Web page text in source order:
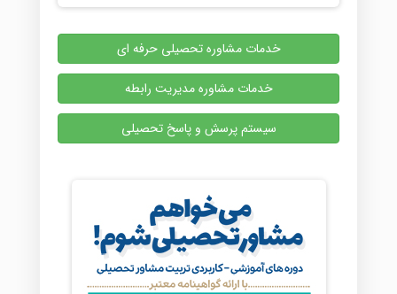
خدمات مشاوره تحصیلی حرفه ای
خدمات مشاوره مدیریت رابطه
سیستم پرسش و پاسخ تحصیلی